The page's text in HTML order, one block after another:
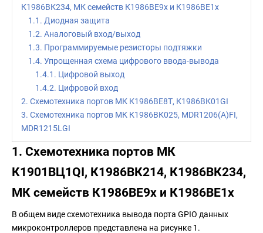
К1986ВК234, МК семейств К1986ВЕ9x и К1986ВЕ1x
1.1. Диодная защита
1.2. Аналоговый вход/выход
1.3. Программируемые резисторы подтяжки
1.4. Упрощенная схема цифрового ввода-вывода
1.4.1. Цифровой выход
1.4.2. Цифровой вход
2. Схемотехника портов МК К1986ВЕ8Т, К1986ВК01GI
3. Схемотехника портов МК К1986ВК025, MDR1206(A)FI,
MDR1215LGI
1. Схемотехника портов МК
К1901ВЦ1QI, К1986ВК214, К1986ВК234,
МК семейств К1986ВЕ9x и К1986ВЕ1x
В общем виде схемотехника вывода порта GPIO данных
микроконтроллеров представлена на рисунке 1.